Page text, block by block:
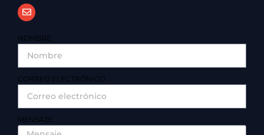
NOMBRE
CORREO ELECTRÓNICO
MENSAJE